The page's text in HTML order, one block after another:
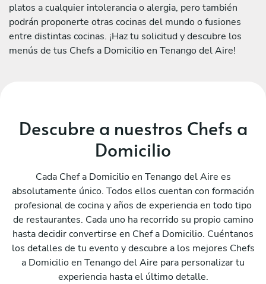
platos a cualquier intolerancia o alergia, pero también
podrán proponerte otras cocinas del mundo o fusiones
entre distintas cocinas. ¡Haz tu solicitud y descubre los
menús de tus Chefs a Domicilio en Tenango del Aire!
Descubre a nuestros Chefs a
Domicilio
Cada Chef a Domicilio en Tenango del Aire es
absolutamente único. Todos ellos cuentan con formación
profesional de cocina y años de experiencia en todo tipo
de restaurantes. Cada uno ha recorrido su propio camino
hasta decidir convertirse en Chef a Domicilio. Cuéntanos
los detalles de tu evento y descubre a los mejores Chefs
a Domicilio en Tenango del Aire para personalizar tu
experiencia hasta el último detalle.